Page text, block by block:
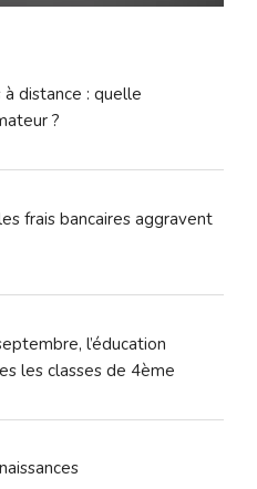
à distance : quelle
?
frais bancaires aggravent
l’éducation
les classes de 4ème